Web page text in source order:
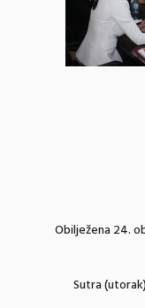
Obilježena 24.
Sutra